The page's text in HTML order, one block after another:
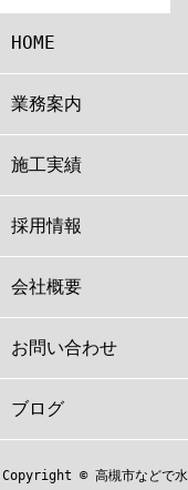
HOME
業務案内
施工実績
採用情報
会社概要
お問い合わせ
ブログ
Copyright © 高槻市などで水